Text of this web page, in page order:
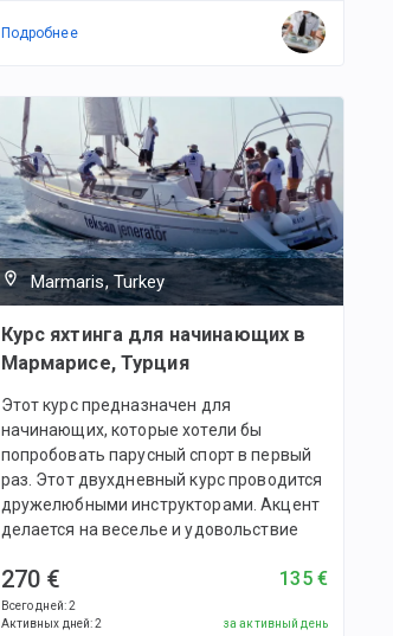
Подробнее
Marmaris, Turkey
Курс яхтинга для начинающих в
Мармарисе, Турция
Этот курс предназначен для
начинающих, которые хотели бы
попробовать парусный спорт в первый
раз. Этот двухдневный курс проводится
дружелюбными инструкторами. Акцент
делается на веселье и удовольствие
270 €
Всего дней:2
Активных дней:2
135 €
за активный день